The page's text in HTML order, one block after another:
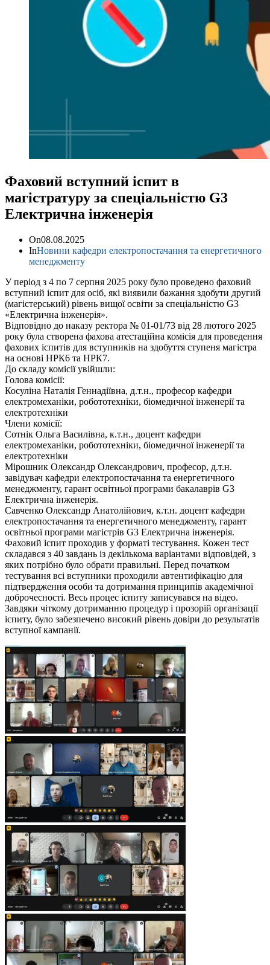
Фаховий вступний іспит в
магістратуру за спеціальністю G3
Електрична інженерія
On08.08.2025
InНовини кафедри електропостачання та енергетичного
менеджменту
У період з 4 по 7 серпня 2025 року було проведено фаховий
вступний іспит для осіб, які виявили бажання здобути другий
(магістерський) рівень вищої освіти за спеціальністю G3
«Електрична інженерія».
Відповідно до наказу ректора № 01-01/73 від 28 лютого 2025
року була створена фахова атестаційна комісія для проведення
фахових іспитів для вступників на здобуття ступеня магістра
на основі НРК6 та НРК7.
До складу комісії увійшли:
Голова комісії:
Косуліна Наталія Геннадіївна, д.т.н., професор кафедри
електромеханіки, робототехніки, біомедичної інженерії та
електротехніки
Члени комісії:
Сотнік Ольга Василівна, к.т.н., доцент кафедри
електромеханіки, робототехніки, біомедичної інженерії та
електротехніки
Мірошник Олександр Олександрович, професор, д.т.н.
завідувач кафедри електропостачання та енергетичного
менеджменту, гарант освітньої програми бакалаврів G3
Електрична інженерія.
Савченко Олександр Анатолійович, к.т.н. доцент кафедри
електропостачання та енергетичного менеджменту, гарант
освітньої програми магістрів G3 Електрична інженерія.
Фаховий іспит проходив у форматі тестування. Кожен тест
складався з 40 завдань із декількома варіантами відповідей, з
яких потрібно було обрати правильні. Перед початком
тестування всі вступники проходили автентифікацію для
підтвердження особи та дотримання принципів академічної
доброчесності. Весь процес іспиту записувався на відео.
Завдяки чіткому дотриманню процедур і прозорій організації
іспиту, було забезпечено високий рівень довіри до результатів
вступної кампанії.